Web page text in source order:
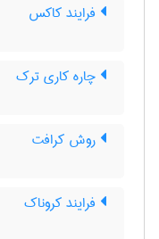
فرایند کاکس
چاره کاری ترک
روش کرافت
فرایند کروناک